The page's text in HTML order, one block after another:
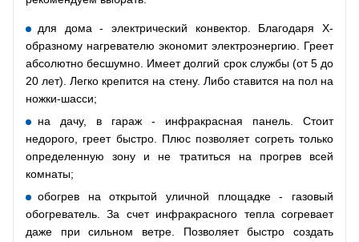
для дома - электрический конвектор. Благодаря Х-
образному нагревателю экономит электроэнергию. Греет
абсолютно бесшумно. Имеет долгий срок службы (от 5 до
20 лет). Легко крепится на стену. Либо ставится на пол на
ножки-шасси;
на дачу, в гараж - инфракрасная панель. Стоит
недорого, греет быстро. Плюс позволяет согреть только
определенную зону и не тратиться на прогрев всей
комнаты;
обогрев на открытой уличной площадке - газовый
обогреватель. За счет инфракрасного тепла согревает
даже при сильном ветре. Позволяет быстро создать